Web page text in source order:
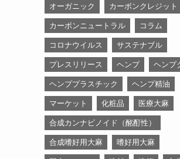
オーガニック カーボンクレジット
カーボンニュートラル コラム
コロナウイルス サステナブル
プレスリリース ヘンプ ヘンプ
ヘンププラスチック ヘンプ精油
マーケット 化粧品 医療大麻
合成カンナビノイド（酩酊性）
合成嗜好用大麻 嗜好用大麻